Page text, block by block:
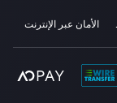
الأمان عبر الإنترنت